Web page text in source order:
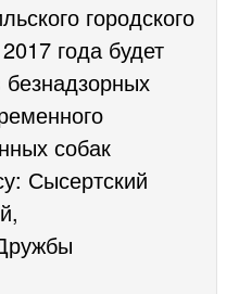
городского
года будет
безнадзорных
собак
Сысертский